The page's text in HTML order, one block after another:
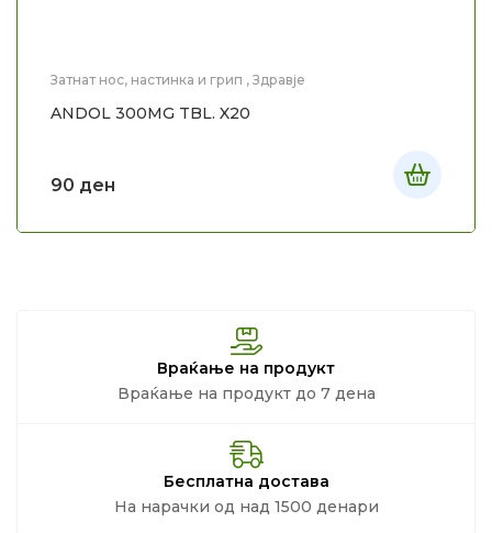
Затнат нос, настинка и грип , Здравје
ANDOL 300MG TBL. X20
90 ден
Враќање на продукт
Враќање на продукт до 7 дена
Бесплатна достава
На нарачки од над 1500 денари